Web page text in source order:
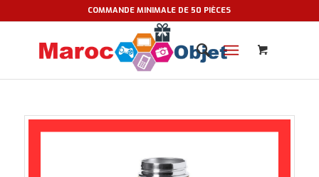
COMMANDE MINIMALE DE 50 PIÈCES